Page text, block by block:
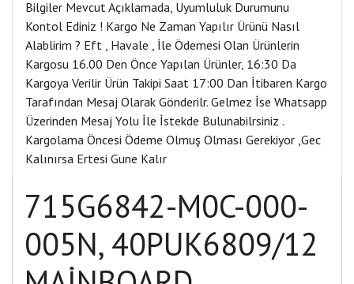
Bilgiler Mevcut Açıklamada, Uyumluluk Durumunu
Kontol Ediniz ! Kargo Ne Zaman Yapılır Ürünü Nasıl
Alablirim ? Eft , Havale , İle Ödemesi Olan Ürünlerin
Kargosu 16.00 Den Önce Yapılan Ürünler, 16:30 Da
Kargoya Verilir Ürün Takipi Saat 17:00 Dan İtibaren Kargo
Tarafından Mesaj Olarak Gönderilr. Gelmez İse Whatsapp
Üzerinden Mesaj Yolu İle İstekde Bulunabilrsiniz .
Kargolama Öncesi Ödeme Olmuş Olması Gerekiyor ,Gec
Kalınırsa Ertesi Gune Kalır
715G6842-M0C-000-
005N, 40PUK6809/12